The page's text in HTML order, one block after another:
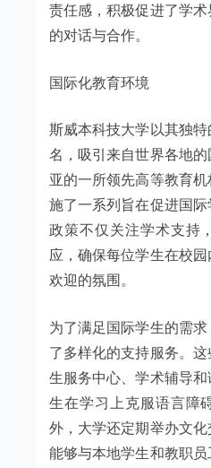
责任感，积极促进了学
的对话与合作。
国际化教育环境
斯威本科技大学以其独
名，吸引来自世界各地
亚的一所领先高等教育
施了一系列旨在促进国
政策不仅关注学术支持
应，确保每位学生在校
欢迎的氛围。
为了满足国际学生的需
了多样化的支持服务。
生服务中心、学术辅导
生在学习上克服语言障
外，大学还定期举办文
能够与本地学生和教职